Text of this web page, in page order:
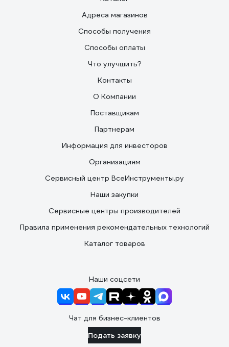
Адреса магазинов
Способы получения
Способы оплаты
Что улучшить?
Контакты
О Компании
Поставщикам
Партнерам
Информация для инвесторов
Организациям
Сервисный центр ВсеИнструменты.ру
Наши закупки
Сервисные центры производителей
Правила применения рекомендательных технологий
Каталог товаров
Наши соцсети
Чат для бизнес-клиентов
Подать заявку